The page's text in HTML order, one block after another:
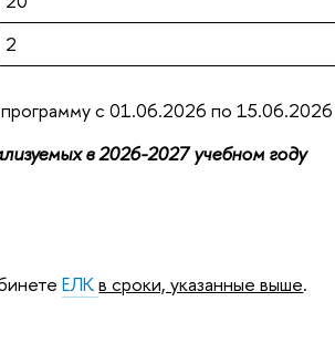
2
с 01.06.2026 по 15.06.2026
в 2026-2027 учебном году
ЕЛКв сроки, указанные выше.